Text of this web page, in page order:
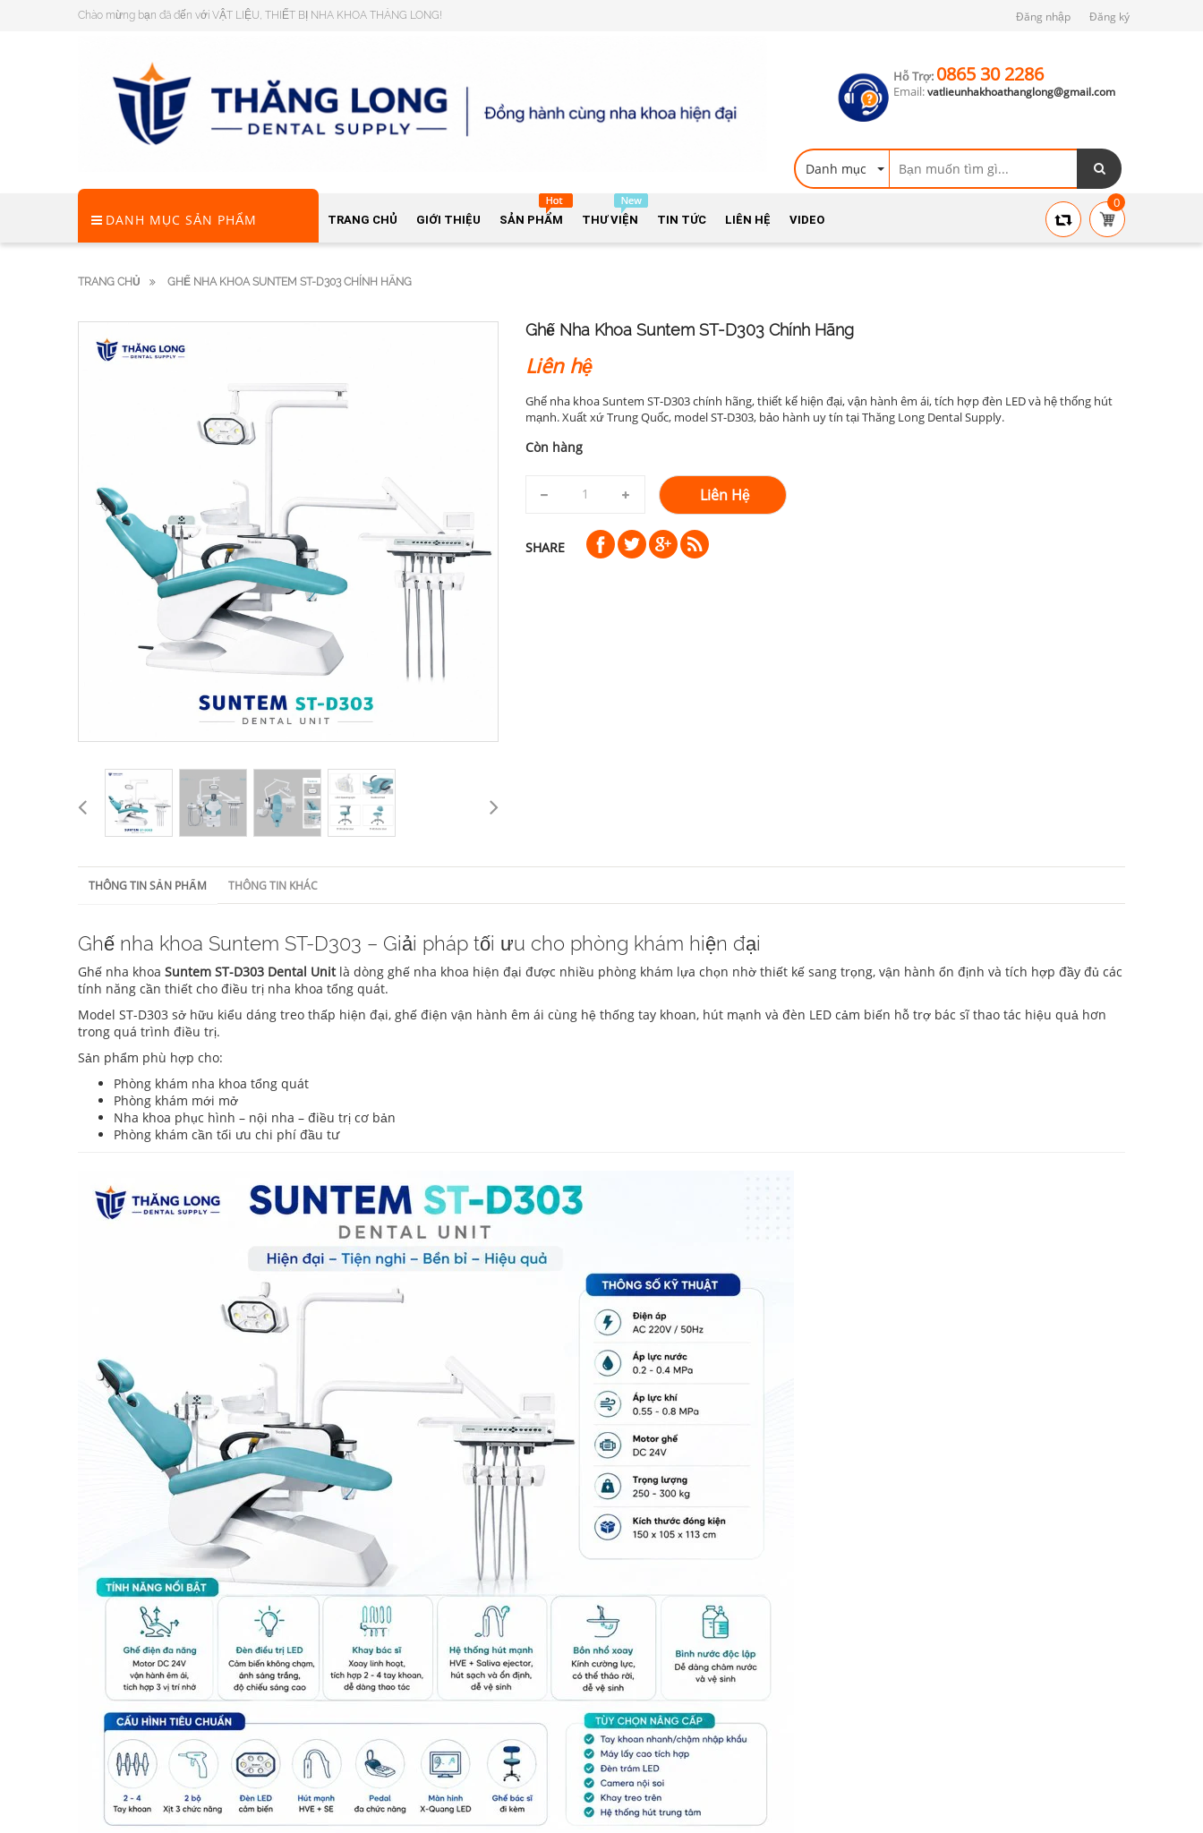
Chào mừng bạn đã đến với VẬT LIỆU, THIẾT BỊ NHA KHOA THĂNG LONG! Đăng nhập Đăng ký
Hỗ Trợ: 0865 30 2286
Email:vatlieunhakhoathanglong@gmail.com
Danh mục
DANH MỤC SẢN PHẨM TRANG CHỦ GIỚI THIỆU SẢN PHẨM THƯ VIỆN TIN TỨC LIÊN HỆ VIDEO
0
TRANG CHỦ GHẾ NHA KHOA SUNTEM ST-D303 CHÍNH HÃNG
Ghế Nha Khoa Suntem ST-D303 Chính Hãng
Liên hệ
Ghế nha khoa Suntem ST-D303 chính hãng, thiết kế hiện đại, vận hành êm ái, tích hợp đèn LED và hệ thống hút
mạnh. Xuất xứ Trung Quốc, model ST-D303, bảo hành uy tín tại Thăng Long Dental Supply.
Còn hàng
Liên Hệ
SHARE
THÔNG TIN SẢN PHẨM THÔNG TIN KHÁC
Ghế nha khoa Suntem ST-D303 – Giải pháp tối ưu cho phòng khám hiện đại
Ghế nha khoa Suntem ST-D303 Dental Unitlà dòng ghế nha khoa hiện đại được nhiều phòng khám lựa chọn nhờ thiết kế sang trọng, vận hành ổn định và tích hợp đầy đủ các
tính năng cần thiết cho điều trị nha khoa tổng quát.
Model ST-D303 sở hữu kiểu dáng treo thấp hiện đại, ghế điện vận hành êm ái cùng hệ thống tay khoan, hút mạnh và đèn LED cảm biến hỗ trợ bác sĩ thao tác hiệu quả hơn
trong quá trình điều trị.
Sản phẩm phù hợp cho:
Phòng khám nha khoa tổng quát
Phòng khám mới mở
Nha khoa phục hình – nội nha – điều trị cơ bản
Phòng khám cần tối ưu chi phí đầu tư